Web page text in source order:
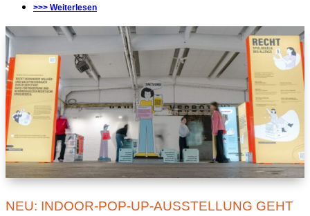
>>> Weiterlesen
NEU: INDOOR-POP-UP-AUSSTELLUNG GEHT